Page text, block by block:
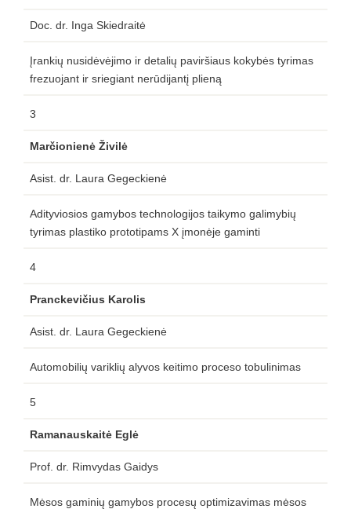
Doc. dr. Inga Skiedraitė
Įrankių nusidėvėjimo ir detalių paviršiaus kokybės tyrimas
frezuojant ir sriegiant nerūdijantį plieną
3
Marčionienė Živilė
Asist. dr. Laura Gegeckienė
Adityviosios gamybos technologijos taikymo galimybių
tyrimas plastiko prototipams X įmonėje gaminti
4
Pranckevičius Karolis
Asist. dr. Laura Gegeckienė
Automobilių variklių alyvos keitimo proceso tobulinimas
5
Ramanauskaitė Eglė
Prof. dr. Rimvydas Gaidys
Mėsos gaminių gamybos procesų optimizavimas mėsos